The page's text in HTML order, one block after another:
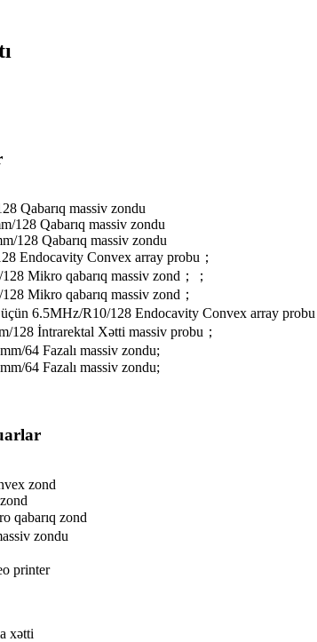
Qabarıq massiv zondu
128 Qabarıq massiv zondu
128 Qabarıq massiv zondu
Endocavity Convex array probu；
Mikro qabarıq massiv zond；；
Mikro qabarıq massiv zond；
6.5MHz/R10/128 Endocavity Convex array probu
İntrarektal Xətti massiv probu；
64 Fazalı massiv zondu;
64 Fazalı massiv zondu;
zond
qabarıq zond
zondu
printer
xətti